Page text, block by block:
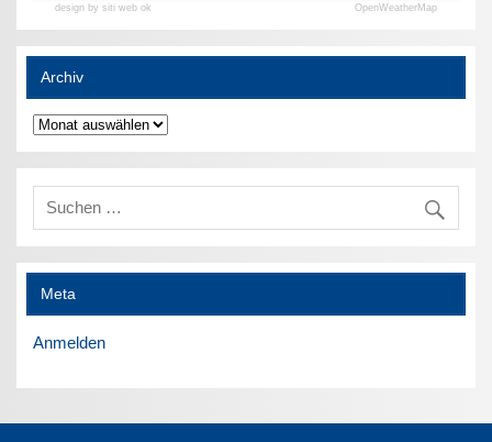
design by siti web ok OpenWeatherMap
Archiv
Archiv
Meta
Anmelden